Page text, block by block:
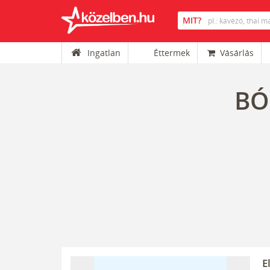
Ingatlan Éttermek Vásárlás